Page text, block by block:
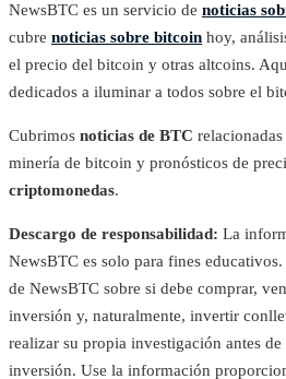
NewsBTC es un servicio de noticias
cubre noticias sobre bitcoin hoy,
el precio del bitcoin y otras altcoins.
dedicados a iluminar a todos sobre el
Cubrimos noticias de BTC
minería de bitcoin y pronósticos de
criptomonedas.
Descargo de responsabilidad: La
NewsBTC es solo para fines
de NewsBTC sobre si debe comprar,
inversión y, naturalmente, invertir
realizar su propia investigación antes
inversión. Use la información